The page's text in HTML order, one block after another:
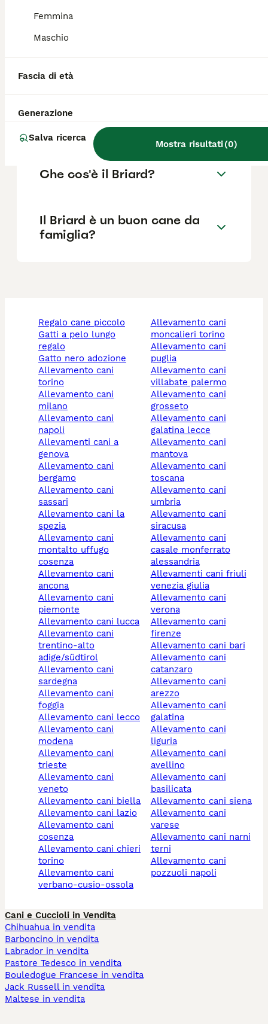
Femmina
Maschio
Fascia di età
Generazione
Salva ricerca
Mostra risultati(0)
Qual è il carattere del Cane
Che cos'è il Briard?
Il Briard è un buon cane da
famiglia?
regalo cane piccolo
gatti a pelo lungo
regalo
gatto nero adozione
allevamento cani
torino
allevamento cani
milano
allevamento cani
napoli
allevamenti cani a
genova
allevamento cani
bergamo
allevamento cani
sassari
allevamento cani la
spezia
allevamento cani
montalto uffugo
cosenza
allevamento cani
ancona
allevamento cani
piemonte
allevamento cani lucca
allevamento cani
trentino-alto
adige/südtirol
allevamento cani
sardegna
allevamento cani
foggia
allevamento cani lecco
allevamento cani
modena
allevamento cani
trieste
allevamento cani
veneto
allevamento cani biella
allevamento cani lazio
allevamento cani
cosenza
allevamento cani chieri
torino
allevamento cani
verbano-cusio-ossola
allevamento cani
moncalieri torino
allevamento cani
puglia
allevamento cani
villabate palermo
allevamento cani
grosseto
allevamento cani
galatina lecce
allevamento cani
mantova
allevamento cani
toscana
allevamento cani
umbria
allevamento cani
siracusa
allevamento cani
casale monferrato
alessandria
allevamenti cani friuli
venezia giulia
allevamento cani
verona
allevamento cani
firenze
allevamento cani bari
allevamento cani
catanzaro
allevamento cani
arezzo
allevamento cani
galatina
allevamento cani
liguria
allevamento cani
avellino
allevamento cani
basilicata
allevamento cani siena
allevamento cani
varese
allevamento cani narni
terni
allevamento cani
pozzuoli napoli
Cani e Cuccioli in Vendita
Chihuahua in vendita
Barboncino in vendita
Labrador in vendita
Pastore Tedesco in vendita
Bouledogue Francese in vendita
Jack Russell in vendita
Maltese in vendita